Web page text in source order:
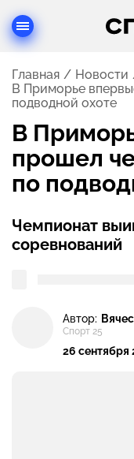
Главная
Новости
В Приморье
подводной охоте
В
прошел
по
Чемпионат
соревнований
Автор:
Спорт 25
26 сентября